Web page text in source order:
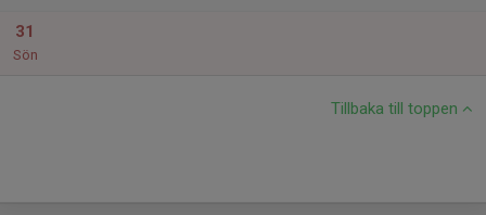
31
Sön
Tillbaka till toppen